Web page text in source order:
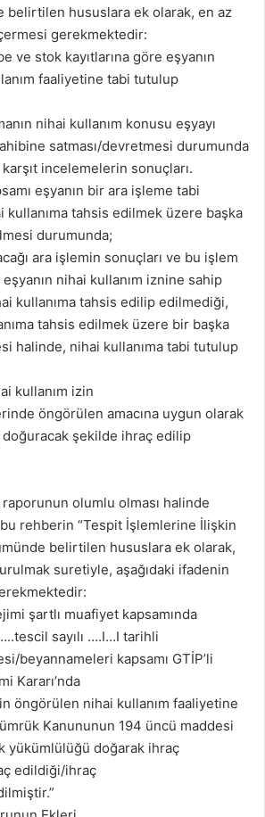
belirtilen hususlara ek olarak, en az
gerekmektedir:
ve stok kayıtlarına göre eşyanın
faaliyetine tabi tutulup
nihai kullanım konusu eşyayı
satması/devretmesi durumunda
incelemelerin sonuçları.
eşyanın bir ara işleme tabi
kullanıma tahsis edilmek üzere başka
durumunda;
ara işlemin sonuçları ve bu işlem
nihai kullanım iznine sahip
kullanıma tahsis edilip edilmediği,
tahsis edilmek üzere bir başka
halinde, nihai kullanıma tabi tutulup
kullanım izin
öngörülen amacına uygun olarak
şekilde ihraç edilip
olumlu olması halinde
rehberin “Tespit İşlemlerine İlişkin
belirtilen hususlara ek olarak,
suretiyle, aşağıdaki ifadenin
şartlı muafiyet kapsamında
sayılı ….I…I tarihli
beyannameleri kapsamı GTİP’li
Kararı’nda
öngörülen nihai kullanım faaliyetine
Kanununun 194 üncü maddesi
yükümlülüğü doğarak ihraç
edildiği/ihraç